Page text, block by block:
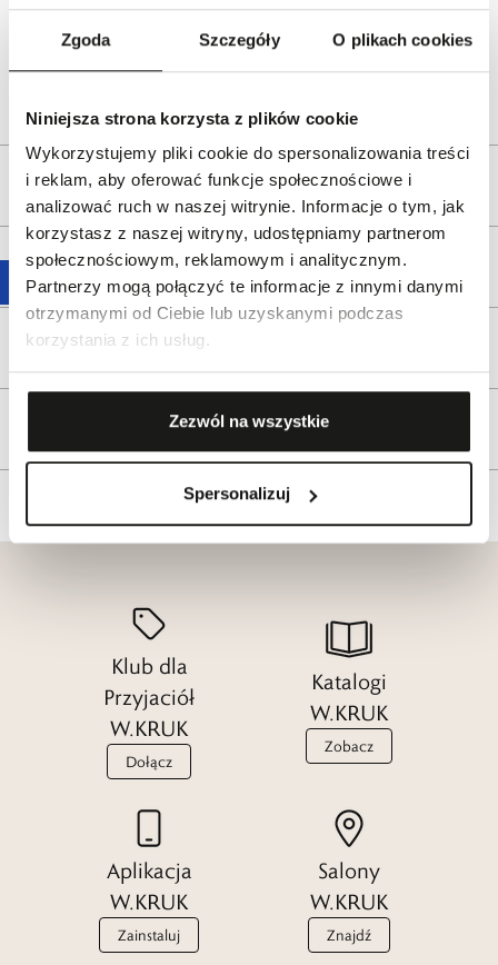
Zgoda Szczegóły O plikach cookies
Niniejsza strona korzysta z plików cookie
Wykorzystujemy pliki cookie do spersonalizowania treści
i reklam, aby oferować funkcje społecznościowe i
analizować ruch w naszej witrynie. Informacje o tym, jak
korzystasz z naszej witryny, udostępniamy partnerom
społecznościowym, reklamowym i analitycznym.
Partnerzy mogą połączyć te informacje z innymi danymi
otrzymanymi od Ciebie lub uzyskanymi podczas
korzystania z ich usług.
Zezwól na wszystkie
Spersonalizuj
Dystrybutor:
W.KRUK S.A
ul. Pilotów 10, 31-462 Kraków
Opis produktu
Wysyłka
Reklamacje i zwroty
Klub dla
Przyjaciół
W.KRUK
Dołącz
Katalogi
W.KRUK
Zobacz
Aplikacja
W.KRUK
Zainstaluj
Salony
W.KRUK
Znajdź